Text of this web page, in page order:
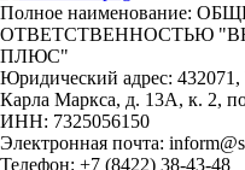
Полное наименование:
ОТВЕТСТВЕННОСТЬЮ
ПЛЮС"
Юридический адрес: 432071,
Карла Маркса, д. 13А, к. 2,
ИНН: 7325056150
Электронная почта:
Телефон: +7 (8422) 38-43-48